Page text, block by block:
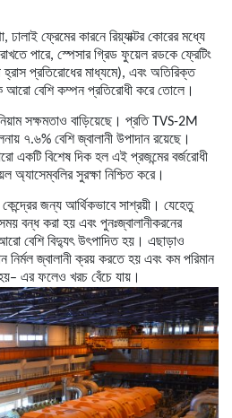
, ঢালাই ফ্রেমের কারনে রিয়্যাক্টর কোরের মধ্যে
রাখতে পারে, স্পেসার গ্রিড ফুয়েল রডকে ফ্রেটিং
হ্রাস প্রতিরোধের মাধ্যমে), এবং অতিরিক্ত
আরো বেশি কম্পন প্রতিরোধী করে তোলে।
সক্ষমতাও বাড়িয়েছে। প্রতিTVS-2M
৭.৬% বেশি জ্বালানী উপাদান রয়েছে।
একটি বিশেষ দিক হল এই প্রজন্মের বর্জরোধী
অ্যাসেম্বলিরসুরক্ষা নিশ্চিত করে।
কেন্দ্রের জন্য আর্থিকভাবে সাশ্রয়ী। যেহেতু
বন্ধ করা হয় এবং পুনঃজ্বালানীকরনের
বেশি বিদ্যুৎ উৎপাদিত হয়। এছাড়াও
নির্মল জ্বালানী ক্রয় করতেহয় এবং কম পরিমান
– এর ফলেও খরচ বেঁচে যায়।